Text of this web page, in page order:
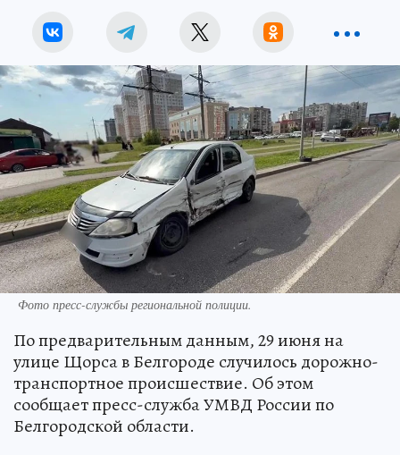
Фото пресс-службы региональной полиции.
По предварительным данным, 29 июня на
улице Щорса в Белгороде случилось дорожно-
транспортное происшествие. Об этом
сообщает пресс-служба УМВД России по
Белгородской области.